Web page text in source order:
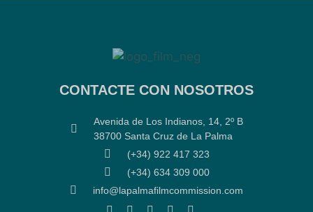
CONTACTE CON NOSOTROS
Avenida de Los Indianos, 14, 2º B
38700 Santa Cruz de La Palma
(+34) 922 417 323
(+34) 634 309 000
info@lapalmafilmcommission.com